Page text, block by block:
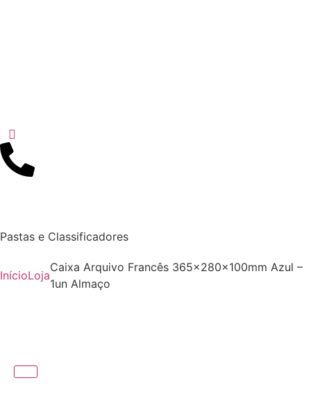
Pastas e Classificadores
InícioLoja
Caixa Arquivo Francês 365x280x100mm Azul –
1un Almaço